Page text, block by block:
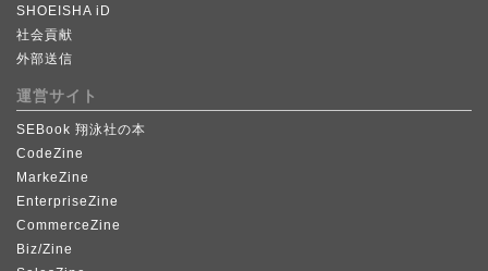
SHOEISHA iD
社会貢献
外部送信
運営サイト
SEBook 翔泳社の本
CodeZine
MarkeZine
EnterpriseZine
CommerceZine
Biz/Zine